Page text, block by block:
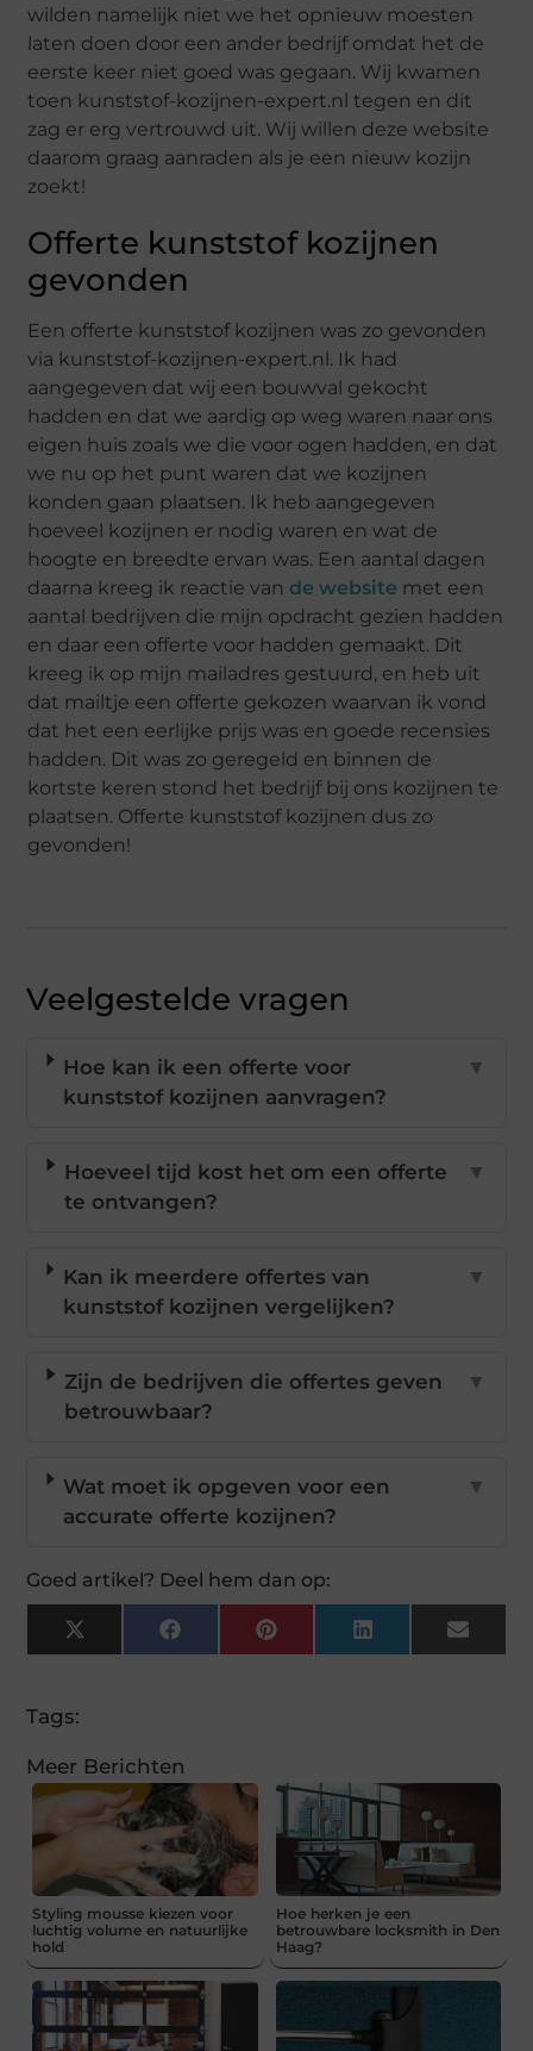
wilden namelijk niet we het opnieuw moesten
laten doen door een ander bedrijf omdat het de
eerste keer niet goed was gegaan. Wij kwamen
toen kunststof-kozijnen-expert.nl tegen en dit
zag er erg vertrouwd uit. Wij willen deze website
daarom graag aanraden als je een nieuw kozijn
zoekt!
Offerte kunststof kozijnen
gevonden
Een offerte kunststof kozijnen was zo gevonden
via kunststof-kozijnen-expert.nl. Ik had
aangegeven dat wij een bouwval gekocht
hadden en dat we aardig op weg waren naar ons
eigen huis zoals we die voor ogen hadden, en dat
we nu op het punt waren dat we kozijnen
konden gaan plaatsen. Ik heb aangegeven
hoeveel kozijnen er nodig waren en wat de
hoogte en breedte ervan was. Een aantal dagen
daarna kreeg ik reactie van de website met een
aantal bedrijven die mijn opdracht gezien hadden
en daar een offerte voor hadden gemaakt. Dit
kreeg ik op mijn mailadres gestuurd, en heb uit
dat mailtje een offerte gekozen waarvan ik vond
dat het een eerlijke prijs was en goede recensies
hadden. Dit was zo geregeld en binnen de
kortste keren stond het bedrijf bij ons kozijnen te
plaatsen. Offerte kunststof kozijnen dus zo
gevonden!
Veelgestelde vragen
Hoe kan ik een offerte voor
kunststof kozijnen aanvragen?
▼
Hoeveel tijd kost het om een offerte
te ontvangen?
▼
Kan ik meerdere offertes van
kunststof kozijnen vergelijken?
▼
Zijn de bedrijven die offertes geven
betrouwbaar?
▼
Wat moet ik opgeven voor een
accurate offerte kozijnen?
▼
Goed artikel? Deel hem dan op:
X
(Twitter)
FacebookPinterestLinkedInEmail
Tags:
Meer Berichten
Styling mousse kiezen voor
luchtig volume en natuurlijke
hold
Hoe herken je een
betrouwbare locksmith in Den
Haag?